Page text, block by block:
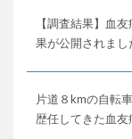
【調査結果】血
果が公開されまし
片道８kmの自転
歴任してきた血友